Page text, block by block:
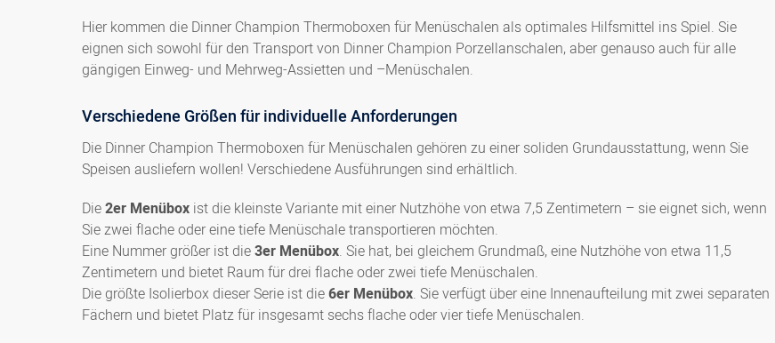
Hier kommen die Dinner Champion Thermoboxen für Menüschalen als optimales Hilfsmittel ins Spiel. Sie
eignen sich sowohl für den Transport von Dinner Champion Porzellanschalen, aber genauso auch für alle
gängigen Einweg- und Mehrweg-Assietten und –Menüschalen.
Verschiedene Größen für individuelle Anforderungen
Die Dinner Champion Thermoboxen für Menüschalen gehören zu einer soliden Grundausstattung, wenn Sie
Speisen ausliefern wollen! Verschiedene Ausführungen sind erhältlich.
Die2er Menübox ist die kleinste Variante mit einer Nutzhöhe von etwa 7,5 Zentimetern – sie eignet sich, wenn
Sie zwei flache oder eine tiefe Menüschale transportieren möchten.
Eine Nummer größer ist die3er Menübox. Sie hat, bei gleichem Grundmaß, eine Nutzhöhe von etwa 11,5
Zentimetern und bietet Raum für drei flache oder zwei tiefe Menüschalen.
Die größte Isolierbox dieser Serie ist die6er Menübox. Sie verfügt über eine Innenaufteilung mit zwei separaten
Fächern und bietet Platz für insgesamt sechs flache oder vier tiefe Menüschalen.